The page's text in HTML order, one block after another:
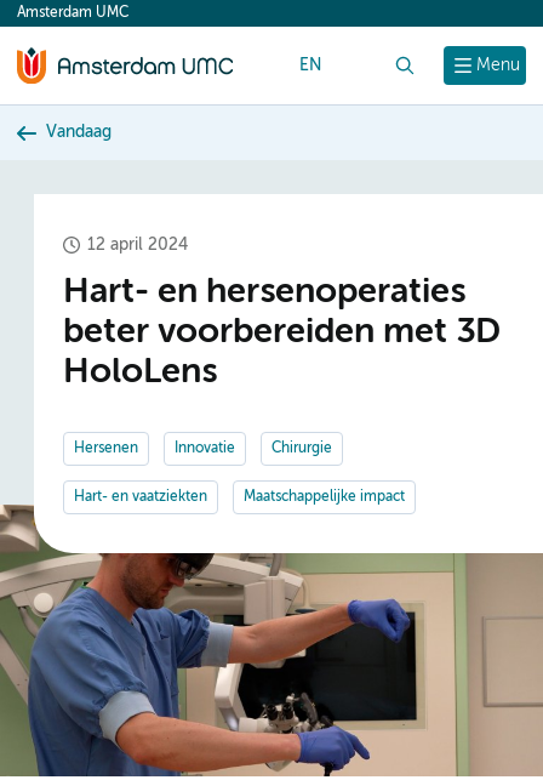
content
Menu
Amsterdam UMC
EN
Vandaag
12 april 2024
Hart- en hersenoperaties
beter voorbereiden met 3D
HoloLens
Hersenen Innovatie Chirurgie
Hart- en vaatziekten Maatschappelijke impact